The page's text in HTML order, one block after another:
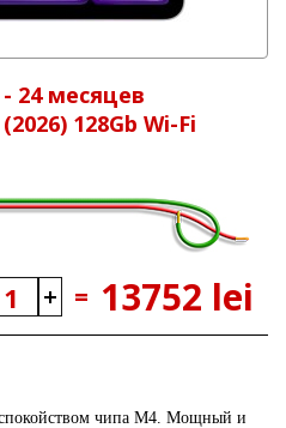
24 месяцев
128Gb Wi-Fi
= 13752 lei
чипа M4. Мощный и